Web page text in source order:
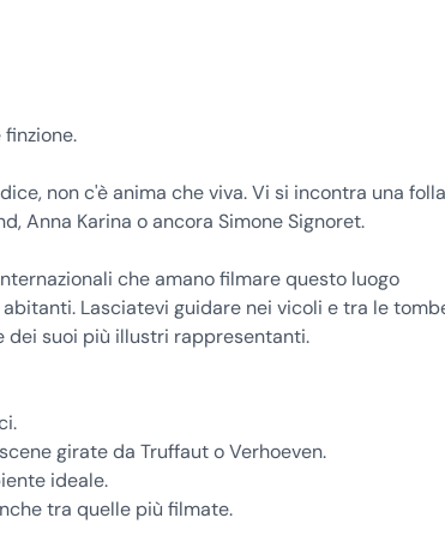
non c'è anima che viva. Vi si incontra una
Anna Karina o ancora Simone Signoret.
che amano filmare questo luogo
Lasciatevi guidare nei vicoli e tra le
dei suoi più illustri rappresentanti.
girate da Truffaut o Verhoeven.
ideale.
tra quelle più filmate.